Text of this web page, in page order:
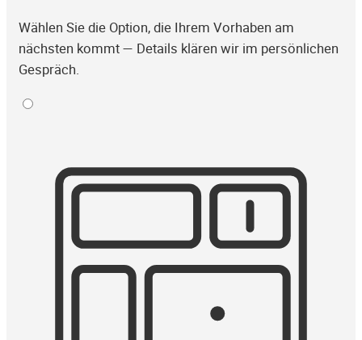
Wählen Sie die Option, die Ihrem Vorhaben am
nächsten kommt — Details klären wir im persönlichen
Gespräch.